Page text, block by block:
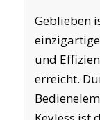
Geblieben
und
erreicht.